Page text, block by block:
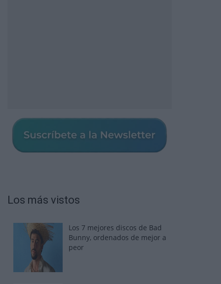
Los más vistos
Los 7 mejores discos de Bad
Bunny, ordenados de mejor a
peor